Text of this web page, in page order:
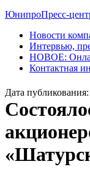
ЮнипроПресс-
Новости
Интервью,
НОВОЕ:
Контактная
Дата